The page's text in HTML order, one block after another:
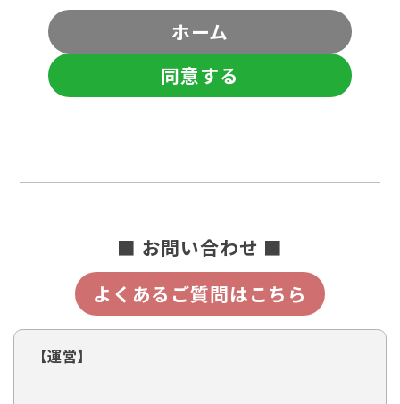
ホーム
同意する
■ お問い合わせ ■
よくあるご質問はこちら
【運営】